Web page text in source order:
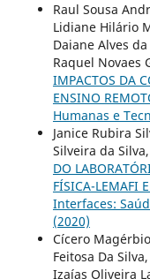
Raul Sousa
Lidiane Hilário
Daiane Alves
Raquel Novaes
IMPACTOS DA
ENSINO
Humanas e
Janice Rubira
Silveira da
DO
FÍSICA-LEMAFI
Interfaces:
(2020)
Cícero
Feitosa Da
Izaías Oliveira